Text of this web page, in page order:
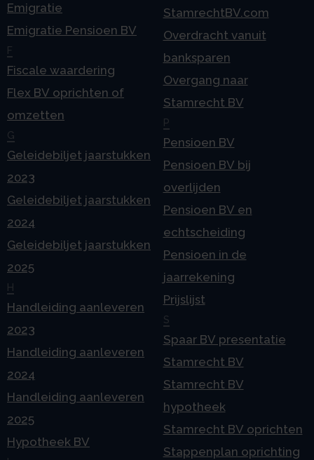
Emigratie
Emigratie Pensioen BV
F
Fiscale waardering
Flex BV oprichten of
omzetten
G
Geleidebiljet jaarstukken
2023
Geleidebiljet jaarstukken
2024
Geleidebiljet jaarstukken
2025
H
Handleiding aanleveren
2023
Handleiding aanleveren
2024
Handleiding aanleveren
2025
Hypotheek BV
StamrechtBV.com
Overdracht vanuit
banksparen
Overgang naar
Stamrecht BV
P
Pensioen BV
Pensioen BV bij
overlijden
Pensioen BV en
echtscheiding
Pensioen in de
jaarrekening
Prijslijst
S
Spaar BV presentatie
Stamrecht BV
Stamrecht BV
hypotheek
Stamrecht BV oprichten
Stappenplan oprichting